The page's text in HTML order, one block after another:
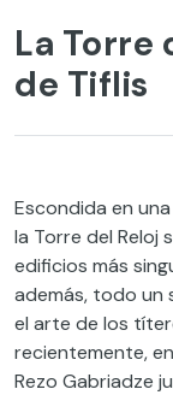
La Torre
de Tiflis
Escondida en
la Torre del Reloj
edificios más
además, todo un
el arte de los
recientemente,
Rezo Gabriadze